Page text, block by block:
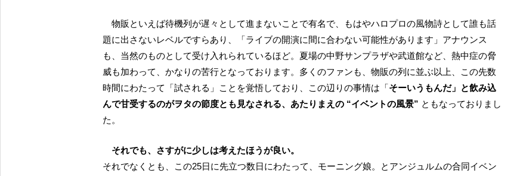
物販といえば待機列が遅々として進まないことで有名で、もはやハロプロの風物詩として誰も話
題に出さないレベルですらあり、「ライブの開演に間に合わない可能性があります」アナウンス
も、当然のものとして受け入れられているほど。夏場の中野サンプラザや武道館など、熱中症の脅
威も加わって、かなりの苦行となっております。多くのファンも、物販の列に並ぶ以上、この先数
時間にわたって「試される」ことを覚悟しており、この辺りの事情は「そーいうもんだ」と飲み込
んで甘受するのがヲタの節度とも見なされる、あたりまえの “イベントの風景” ともなっておりまし
た。
それでも、さすがに少しは考えたほうが良い。
それでなくとも、この25日に先立つ数日にわたって、モーニング娘。とアンジュルムの合同イベン